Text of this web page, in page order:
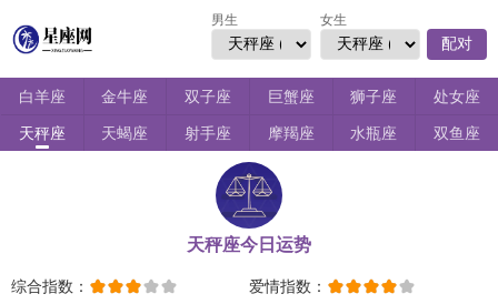
男生 女生
配对
白羊座 金牛座 双子座 巨蟹座 狮子座 处女座
天秤座 天蝎座 射手座 摩羯座 水瓶座 双鱼座
天秤座今日运势
综合指数：
爱情指数：